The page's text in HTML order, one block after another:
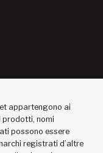
appartengono ai
prodotti, nomi
possono essere
registrati d’altre